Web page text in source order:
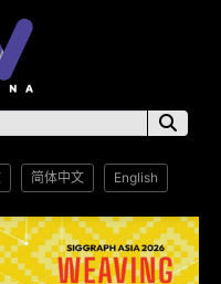
简体中文 English